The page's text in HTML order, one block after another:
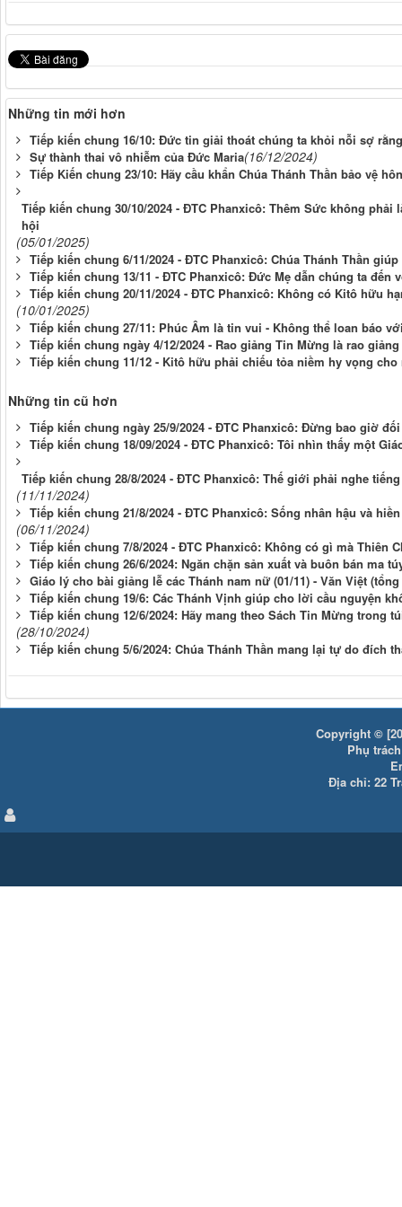
Những tin mới hơn
Tiếp kiến chung 16/10: Đức tin giải thoát chúng ta khỏi nỗi sợ
Sự thành thai vô nhiễm của Đức Maria(16/12/2024)
Tiếp Kiến chung 23/10: Hãy cầu khẩn Chúa Thánh Thần bảo vệ
Tiếp kiến chung 30/10/2024 - ĐTC Phanxicô: Thêm Sức không
hội
(05/01/2025)
Tiếp kiến chung 6/11/2024 - ĐTC Phanxicô: Chúa Thánh Thần
Tiếp kiến chung 13/11 - ĐTC Phanxicô: Đức Mẹ dẫn chúng ta đến
Tiếp kiến chung 20/11/2024 - ĐTC Phanxicô: Không có Kitô hữu
(10/01/2025)
Tiếp kiến chung 27/11: Phúc Âm là tin vui - Không thể loan báo
Tiếp kiến chung ngày 4/12/2024 - Rao giảng Tin Mừng là rao
Tiếp kiến chung 11/12 - Kitô hữu phải chiếu tỏa niềm hy vọng
Những tin cũ hơn
Tiếp kiến chung ngày 25/9/2024 - ĐTC Phanxicô: Đừng bao giờ
Tiếp kiến chung 18/09/2024 - ĐTC Phanxicô: Tôi nhìn thấy một
Tiếp kiến chung 28/8/2024 - ĐTC Phanxicô: Thế giới phải nghe
(11/11/2024)
Tiếp kiến chung 21/8/2024 - ĐTC Phanxicô: Sống nhân hậu và
(06/11/2024)
Tiếp kiến chung 7/8/2024 - ĐTC Phanxicô: Không có gì mà Thiên
Tiếp kiến chung 26/6/2024: Ngăn chặn sản xuất và buôn bán ma
Giáo lý cho bài giảng lễ các Thánh nam nữ (01/11) - Văn Việt
Tiếp kiến chung 19/6: Các Thánh Vịnh giúp cho lời cầu nguyện
Tiếp kiến chung 12/6/2024: Hãy mang theo Sách Tin Mừng
(28/10/2024)
Tiếp kiến chung 5/6/2024: Chúa Thánh Thần mang lại tự do đích
Copyright ©
Phụ
Địa chỉ: 22